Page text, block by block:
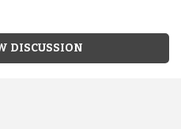
DISCUSSION